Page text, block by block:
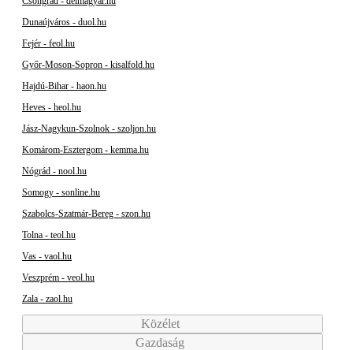
Dunaújváros - duol.hu
Fejér - feol.hu
Győr-Moson-Sopron - kisalfold.hu
Hajdú-Bihar - haon.hu
Heves - heol.hu
Jász-Nagykun-Szolnok - szoljon.hu
Komárom-Esztergom - kemma.hu
Nógrád - nool.hu
Somogy - sonline.hu
Szabolcs-Szatmár-Bereg - szon.hu
Tolna - teol.hu
Vas - vaol.hu
Veszprém - veol.hu
Zala - zaol.hu
Közélet
Gazdaság